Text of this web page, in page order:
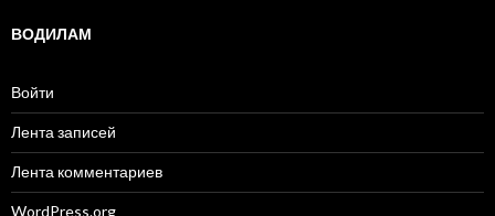
ВОДИЛАМ
Войти
Лента записей
Лента комментариев
WordPress.org